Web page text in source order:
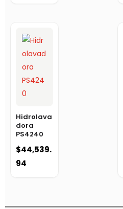
Hidrolava
dora
PS4240
$44,539.
94